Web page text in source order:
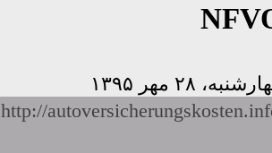
http://